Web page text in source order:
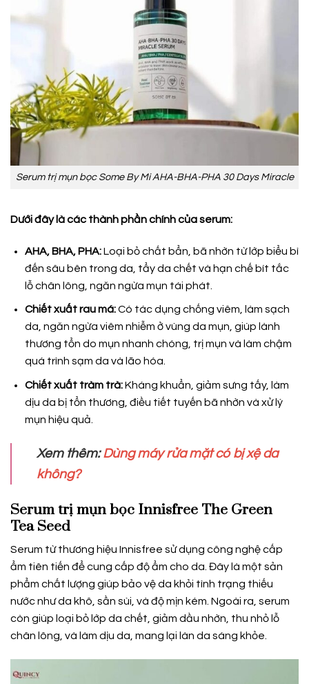
Serum trị mụn bọc Some By Mi AHA-BHA-PHA 30 Days Miracle
Dưới đây là các thành phần chính của serum:
AHA, BHA, PHA:Loại bỏ chất bẩn, bã nhờn từ lớp biểu bì
đến sâu bên trong da, tẩy da chết và hạn chế bít tắc
lỗ chân lông, ngăn ngừa mụn tái phát.
Chiết xuất rau má:Có tác dụng chống viêm, làm sạch
da, ngăn ngừa viêm nhiễm ở vùng da mụn, giúp lành
thương tổn do mụn nhanh chóng, trị mụn và làm chậm
quá trình sạm da và lão hóa.
Chiết xuất tràm trà:Kháng khuẩn, giảm sưng tấy, làm
dịu da bị tổn thương, điều tiết tuyến bã nhờn và xử lý
mụn hiệu quả.
Xem thêm:Dùng máy rửa mặt có bị xệ da
không?
Serum trị mụn bọc Innisfree The Green
Tea Seed
Serum từ thương hiệu Innisfree sử dụng công nghệ cấp
ẩm tiên tiến để cung cấp độ ẩm cho da. Đây là một sản
phẩm chất lượng giúp bảo vệ da khỏi tình trạng thiếu
nước như da khô, sần sùi, và độ mịn kém. Ngoài ra, serum
còn giúp loại bỏ lớp da chết, giảm dầu nhờn, thu nhỏ lỗ
chân lông, và làm dịu da, mang lại làn da sáng khỏe.